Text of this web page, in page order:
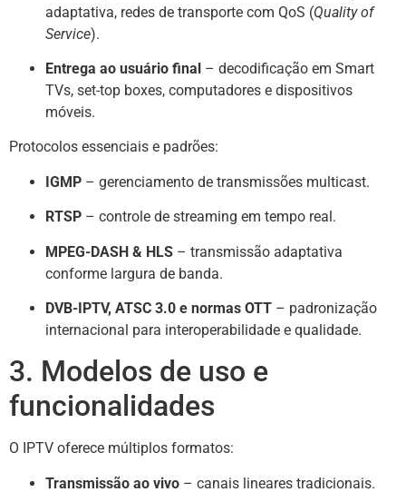
adaptativa, redes de transporte com QoS (Quality of
Service).
Entrega ao usuário final – decodificação em Smart
TVs, set-top boxes, computadores e dispositivos
móveis.
Protocolos essenciais e padrões:
IGMP – gerenciamento de transmissões multicast.
RTSP – controle de streaming em tempo real.
MPEG-DASH & HLS – transmissão adaptativa
conforme largura de banda.
DVB-IPTV, ATSC 3.0 e normas OTT – padronização
internacional para interoperabilidade e qualidade.
3. Modelos de uso e
funcionalidades
O IPTV oferece múltiplos formatos:
Transmissão ao vivo – canais lineares tradicionais.